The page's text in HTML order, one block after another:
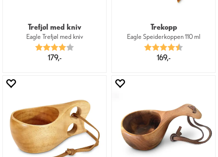
Trefjøl med kniv
Eagle Trefjøl med kniv
Karakter:
179,-
Trekopp
Eagle Speiderkoppen 110 ml
Karakter:
169,-